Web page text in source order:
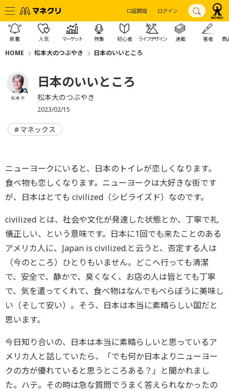
口座開設 ログイン
新着 人気 マーケット 特集 初心者 ライフデザイン 連載 著者 商
HOME 松本大のつぶやき 日本のいいところ
松本 大
日本のいいところ
松本大のつぶやき
2023/02/15
マネックス
ニューヨークにいると、日本のトイレが恋しくなります。
食べ物も恋しくなります。ニューヨークは大好きな街です
が、日本はとても civilized（シビライズド）なのです。
civilized とは、社会や文化が発達した状態とか、丁寧で礼
儀正しい、という意味です。日本に1回でも来たことのある
アメリカ人に、Japan is civilized.と云うと、否定する人は
（今のところ）ひとりもいません。どこへ行っても清潔
で、安全で、静かで、臭くなく、お店の人は皆とても丁寧
で、気を遣ってくれて、食べ物はなんでもべらぼうに美味し
い（そして安い）。そう、日本は本当に素晴らしい国だと
思います。
今日知り合いの、日本は本当に素晴らしいと思っているア
メリカ人と話していたら、「でも何か日本よりニューヨー
クの方が優れていると思うところある？」と聞かれまし
た。ハテ。その時は急な質問でうまく答えられなかったの